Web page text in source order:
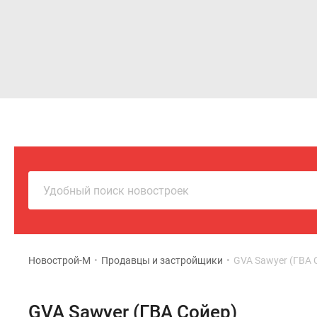
Удобный поиск новостроек
Новострой-М • Продавцы и застройщики • GVA Sawyer (ГВА
GVA Sawyer (ГВА Сойер)